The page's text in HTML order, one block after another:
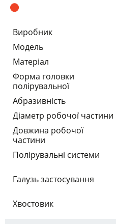
Виробник
Модель
Матеріал
Форма головки
полірувальної
Абразивність
Діаметр робочої частини
Довжина робочої
частини
Полірувальні системи
Галузь застосування
Хвостовик